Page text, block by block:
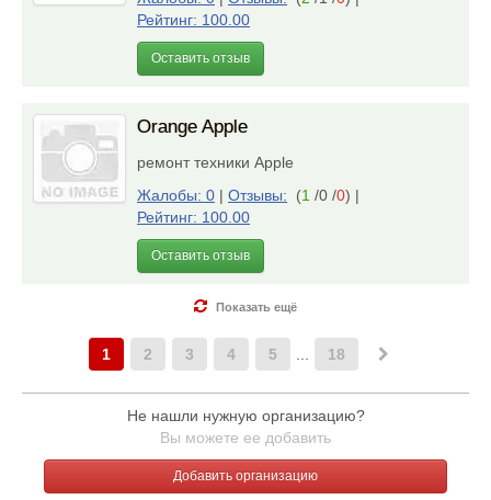
Рейтинг: 100.00
Оставить отзыв
Orange Apple
ремонт техники Apple
Жалобы: 0 | Отзывы: (1 /0 /0) |
Рейтинг: 100.00
Оставить отзыв
Показать ещё
1 2 3 4 5 18
Не нашли нужную организацию?
Вы можете ее добавить
Добавить организацию